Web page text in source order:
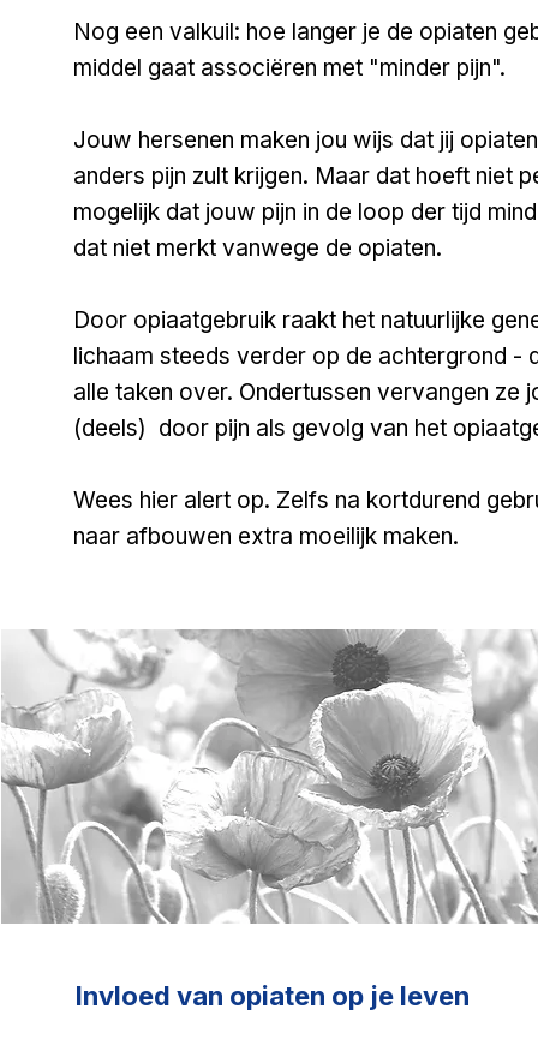
​Nog een valkuil: hoe langer je de opiaten
middel gaat associëren met "minder pijn".
Jouw hersenen maken jou wijs dat jij
anders pijn zult krijgen. Maar dat hoeft niet
mogelijk dat jouw pijn in de loop der tijd
dat niet merkt vanwege de opiaten.
Door opiaatgebruik raakt het natuurlijke
lichaam steeds verder op de achtergrond -
alle taken over. Ondertussen vervangen ze
(deels) door pijn als gevolg van het
Wees hier alert op. Zelfs na kortdurend
naar afbouwen extra moeilijk maken.
Invloed van opiaten op je leven